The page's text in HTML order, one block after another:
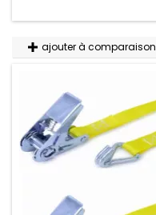
ajouter à comparaison